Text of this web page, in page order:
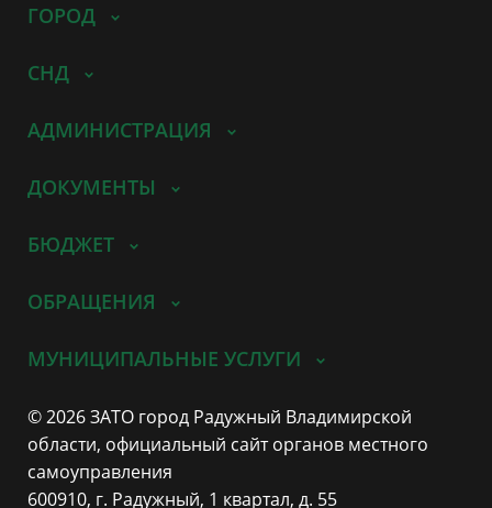
ГОРОД
СНД
АДМИНИСТРАЦИЯ
ДОКУМЕНТЫ
БЮДЖЕТ
ОБРАЩЕНИЯ
МУНИЦИПАЛЬНЫЕ УСЛУГИ
© 2026 ЗАТО город Радужный Владимирской
области, официальный сайт органов местного
самоуправления
600910, г. Радужный, 1 квартал, д. 55